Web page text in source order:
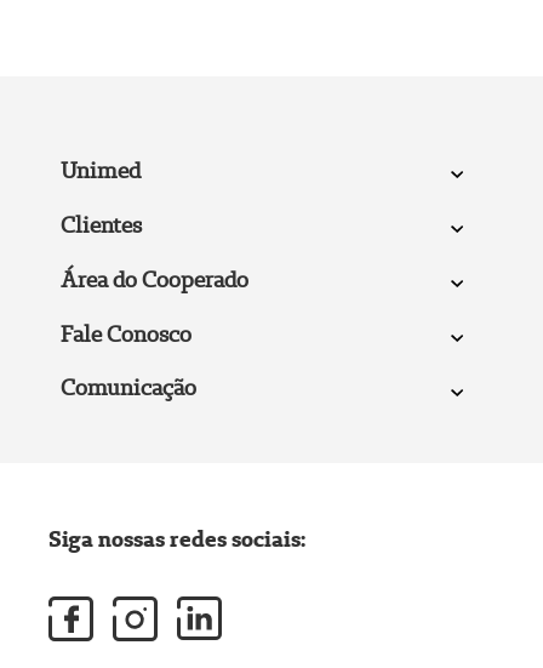
Unimed
Clientes
Área do Cooperado
Fale Conosco
Comunicação
Siga nossas redes sociais: